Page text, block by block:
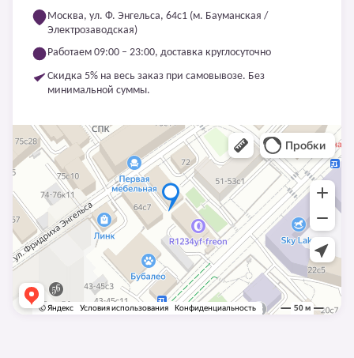
Москва, ул. Ф. Энгельса, 64с1 (м. Бауманская /
Электрозаводская)
Работаем 09:00 – 23:00, доставка круглосуточно
Скидка 5% на весь заказ при самовывозе. Без
минимальной суммы.